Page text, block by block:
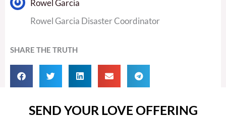
Rowel Garcia
Rowel Garcia Disaster Coordinator
SHARE THE TRUTH
SEND YOUR LOVE OFFERING